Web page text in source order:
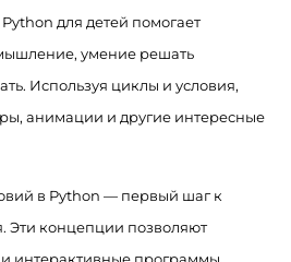
для детей помогает
умение решать
Используя циклы и условия,
анимации и другие интересные
в Python — первый шаг к
Эти концепции позволяют
интерактивные программы.